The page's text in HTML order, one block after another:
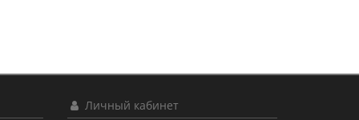
Личный кабинет